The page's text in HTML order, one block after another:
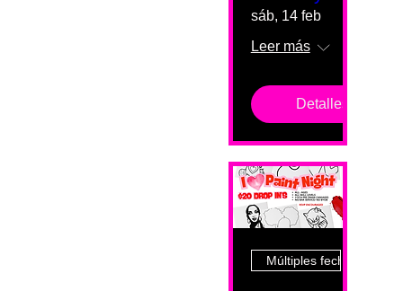
sáb, 14 feb
Leer más
Detalles
Múltiples fechas